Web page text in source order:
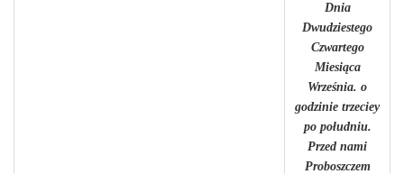
Dnia
Dwudziestego
Czwartego
Miesiąca
Września. o
godzinie trzeciey
po południu.
Przed nami
Proboszczem